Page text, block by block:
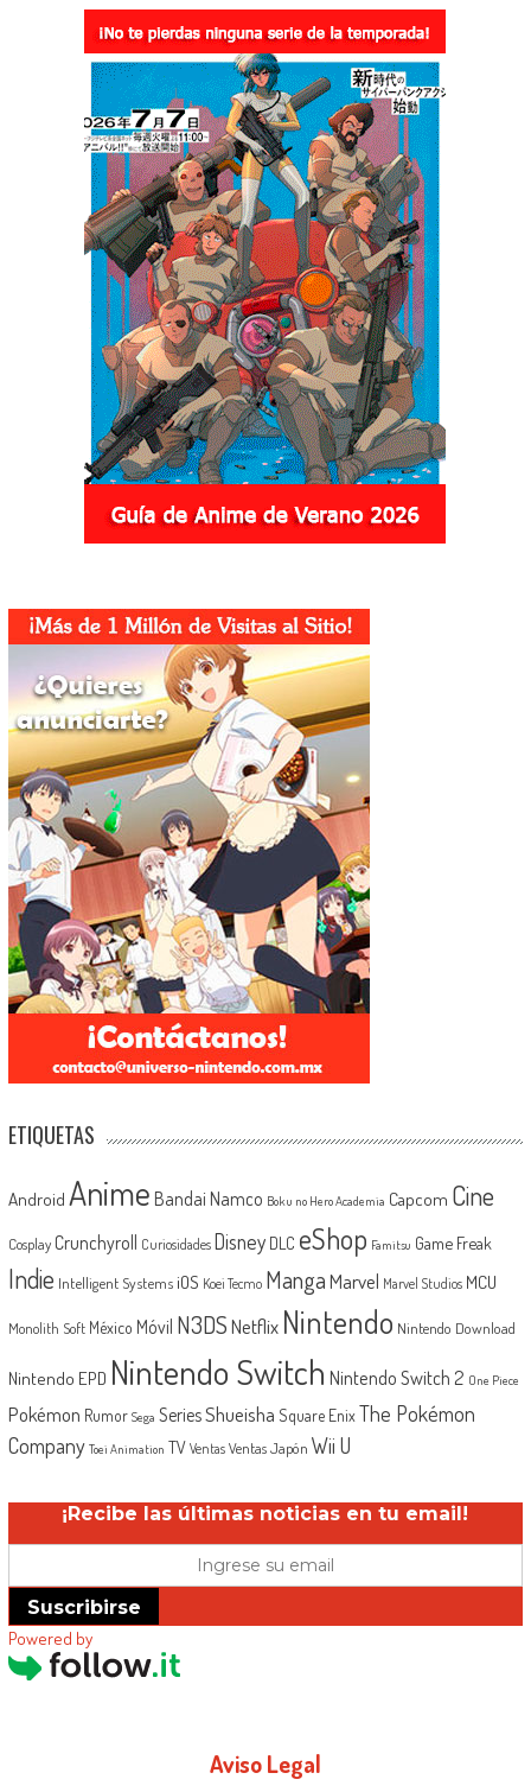
ETIQUETAS
Android Anime Bandai Namco Boku no Hero Academia Capcom Cine
Cosplay Crunchyroll Curiosidades Disney DLC eShop Famitsu Game Freak
Indie Intelligent Systems iOS Koei Tecmo MangaMarvel Marvel Studios MCU
Monolith Soft México Móvil N3DSNetflix Nintendo Nintendo Download
Nintendo EPD Nintendo Switch Nintendo Switch 2 One Piece
Pokémon Rumor Sega SeriesShueisha Square EnixThe Pokémon
Company Toei Animation TV Ventas Ventas Japón Wii U
¡Recibe las últimas noticias en tu email!
Suscribirse
Powered by
Aviso Legal